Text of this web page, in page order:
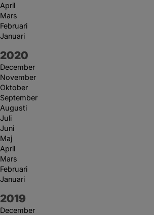
April
Mars
Februari
Januari
År:
2020
December
November
Oktober
September
Augusti
Juli
Juni
Maj
April
Mars
Februari
Januari
År:
2019
December